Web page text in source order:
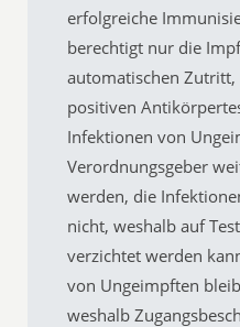
erfolgreiche
berechtigt nur die
automatischen Zutritt,
positiven
Infektionen von
Verordnungsgeber
werden, die
nicht, weshalb auf
verzichtet werden
von Ungeimpften
weshalb